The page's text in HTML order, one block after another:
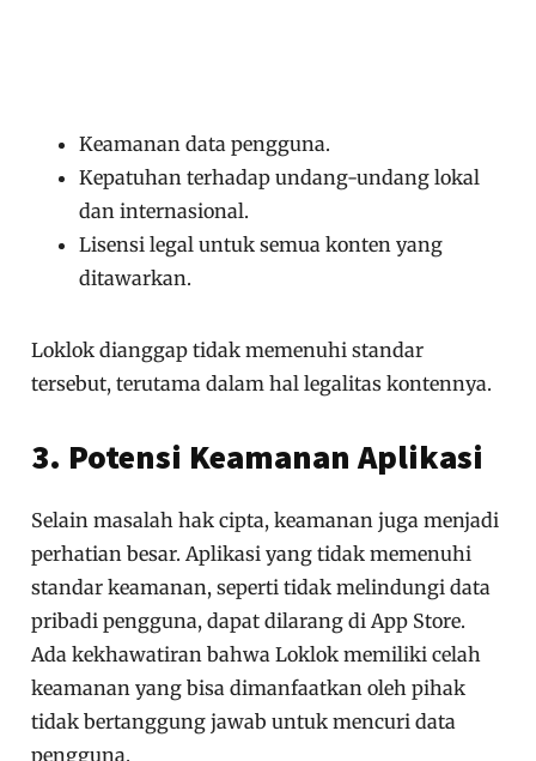
Keamanan data pengguna.
Kepatuhan terhadap undang-undang lokal
dan internasional.
Lisensi legal untuk semua konten yang
ditawarkan.
Loklok dianggap tidak memenuhi standar
tersebut, terutama dalam hal legalitas kontennya.
3. Potensi Keamanan Aplikasi
Selain masalah hak cipta, keamanan juga menjadi
perhatian besar. Aplikasi yang tidak memenuhi
standar keamanan, seperti tidak melindungi data
pribadi pengguna, dapat dilarang di App Store.
Ada kekhawatiran bahwa Loklok memiliki celah
keamanan yang bisa dimanfaatkan oleh pihak
tidak bertanggung jawab untuk mencuri data
pengguna.